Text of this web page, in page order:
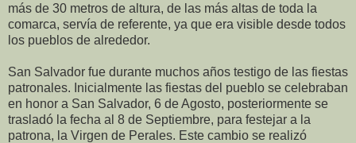
más de 30 metros de altura, de las más altas de toda la
comarca, servía de referente, ya que era visible desde todos
los pueblos de alrededor.
San Salvador fue durante muchos años testigo de las fiestas
patronales. Inicialmente las fiestas del pueblo se celebraban
en honor a San Salvador, 6 de Agosto, posteriormente se
trasladó la fecha al 8 de Septiembre, para festejar a la
patrona, la Virgen de Perales. Este cambio se realizó